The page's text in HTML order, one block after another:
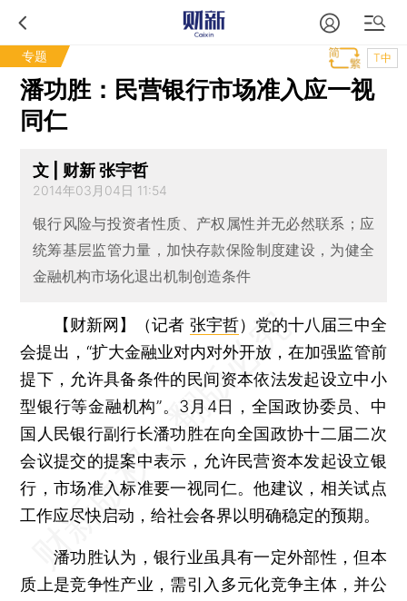
专题 T中
潘功胜：民营银行市场准入应一视
同仁
文 | 财新 张宇哲
2014年03月04日 11:54
银行风险与投资者性质、产权属性并无必然联系；应
统筹基层监管力量，加快存款保险制度建设，为健全
金融机构市场化退出机制创造条件
【财新网】（记者 张宇哲） 党的十八届三中全
会提出，“扩大金融业对内对外开放，在加强监管前
提下，允许具备条件的民间资本依法发起设立中小
型银行等金融机构”。3月4日，全国政协委员、中
国人民银行副行长潘功胜在向全国政协十二届二次
会议提交的提案中表示，允许民营资本发起设立银
行，市场准入标准要一视同仁。他建议，相关试点
工作应尽快启动，给社会各界以明确稳定的预期。
潘功胜认为，银行业虽具有一定外部性，但本
质上是竞争性产业，需引入多元化竞争主体，并公